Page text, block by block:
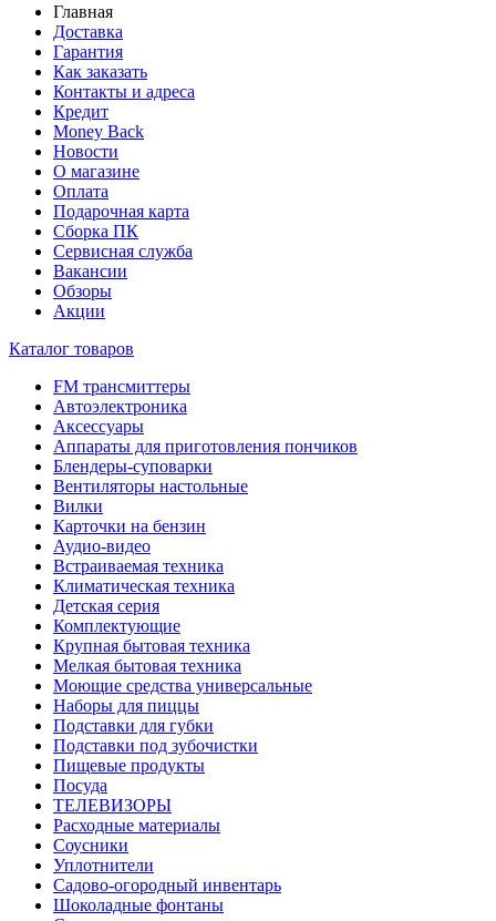
Главная
Доставка
Гарантия
Как заказать
Контакты и адреса
Кредит
Money Back
Новости
О магазине
Оплата
Подарочная карта
Сборка ПК
Сервисная служба
Вакансии
Обзоры
Акции
Каталог товаров
FM трансмиттеры
Автоэлектроника
Аксессуары
Аппараты для приготовления пончиков
Блендеры-суповарки
Вентиляторы настольные
Вилки
Карточки на бензин
Аудио-видео
Встраиваемая техника
Климатическая техника
Детская серия
Комплектующие
Крупная бытовая техника
Мелкая бытовая техника
Моющие средства универсальные
Наборы для пиццы
Подставки для губки
Подставки под зубочистки
Пищевые продукты
Посуда
ТЕЛЕВИЗОРЫ
Расходные материалы
Соусники
Уплотнители
Садово-огородный инвентарь
Шоколадные фонтаны